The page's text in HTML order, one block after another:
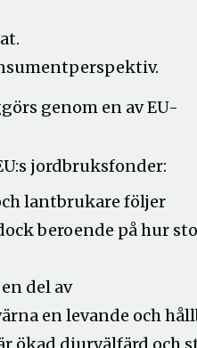
genom en av EU-
jordbruksfonder:
lantbrukare följer
beroende på hur
del av
en levande och